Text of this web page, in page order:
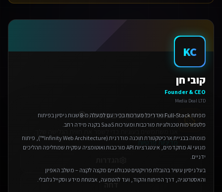
KC
קובי חן
Founder & CEO
Media Deal LTD
מפתח Full-Stack ואדריכל מערכות בכיר עם למעלה מ-8 שנות ניסיון בפיתוח
פלטפורמות טכנולוגיות מורכבות ומערכות SaaS בקנה מידה רחב.
מומחה בבניית ארכיטקטורת תוכנה מודרנית (Infinity Web Architecture™), פיתוח
מנועי AI מתקדמים, אינטגרציות API מורכבות ואוטומציה עסקית שמחליפה תהליכים
ידניים.
בעל ניסיון עשיר בהובלת פרויקטים טכנולוגיים מקצה לקצה – משלב האפיון
והאסטרטגיה, דרך הפיתוח והקוד, ועד להטמעה, אבטחת מידע וסקייל גלובלי.
אנחנו משתמשים בעוגיות 🍪
מדיניות פרטיות
הגדרות
דחה